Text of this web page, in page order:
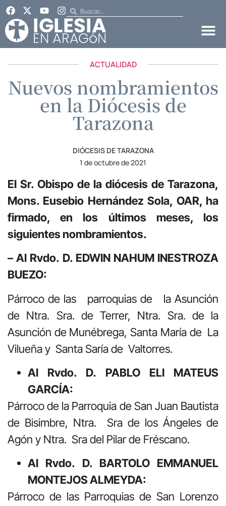
ACTUALIDAD
Nuevos nombramientos
en la Diócesis de
Tarazona
DIÓCESIS DE TARAZONA
1 de octubre de 2021
El Sr. Obispo de la diócesis de Tarazona,
Mons. Eusebio Hernández Sola, OAR, ha
firmado, en los últimos meses, los
siguientes nombramientos.
– Al Rvdo. D. EDWIN NAHUM INESTROZA
BUEZO:
Párroco de las parroquias de la Asunción
de Ntra. Sra. de Terrer, Ntra. Sra. de la
Asunción de Munébrega, Santa María de La
Vilueña y Santa Saría de Valtorres.
Al Rvdo. D. PABLO ELI MATEUS
GARCÍA:
Párroco de la Parroquia de San Juan Bautista
de Bisimbre, Ntra. Sra de los Ángeles de
Agón y Ntra. Sra del Pilar de Fréscano.
Al Rvdo. D. BARTOLO EMMANUEL
MONTEJOSALMEYDA:
Párroco de las Parroquias de San Lorenzo